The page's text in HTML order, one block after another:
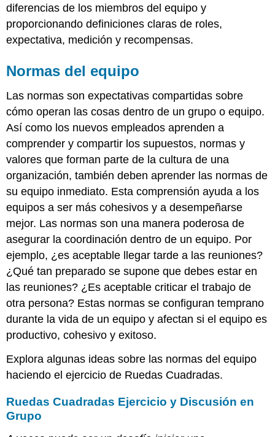
Encuentro
Después
la
EJERCICIOS
diferencias de los miembros del equipo y
proporcionando definiciones claras de roles,
expectativa, medición y recompensas.
Normas del equipo
Las normas son expectativas compartidas sobre
cómo operan las cosas dentro de un grupo o equipo.
Así como los nuevos empleados aprenden a
comprender y compartir los supuestos, normas y
valores que forman parte de la cultura de una
organización, también deben aprender las normas de
su equipo inmediato. Esta comprensión ayuda a los
equipos a ser más cohesivos y a desempeñarse
mejor. Las normas son una manera poderosa de
asegurar la coordinación dentro de un equipo. Por
ejemplo, ¿es aceptable llegar tarde a las reuniones?
¿Qué tan preparado se supone que debes estar en
las reuniones? ¿Es aceptable criticar el trabajo de
otra persona? Estas normas se configuran temprano
durante la vida de un equipo y afectan si el equipo es
productivo, cohesivo y exitoso.
Explora algunas ideas sobre las normas del equipo
haciendo el ejercicio de Ruedas Cuadradas.
Ruedas Cuadradas Ejercicio y Discusión en
Grupo